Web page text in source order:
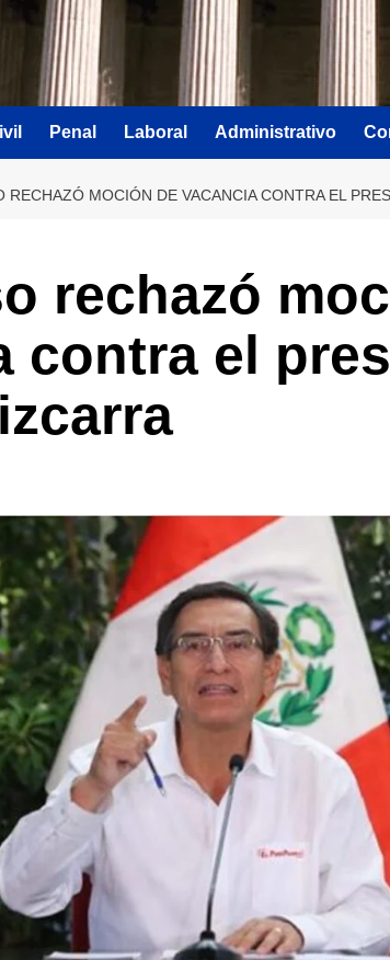
Penal Laboral Administrativo
RECHAZÓ MOCIÓN DE VACANCIA CONTRA EL
rechazó
contra el